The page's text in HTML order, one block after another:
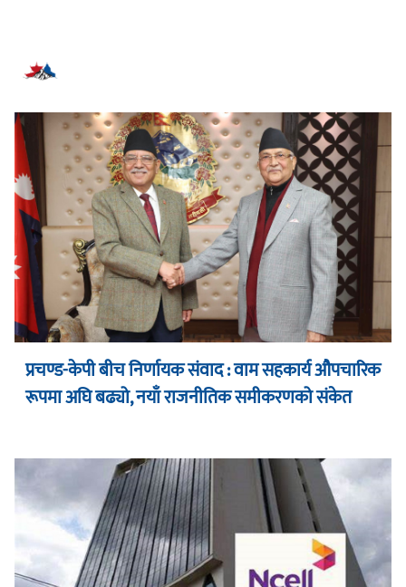
प्रचण्ड-केपी बीच निर्णायक संवाद : वाम सहकार्य औपचारिक
रूपमा अघि बढ्यो, नयाँ राजनीतिक समीकरणको संकेत